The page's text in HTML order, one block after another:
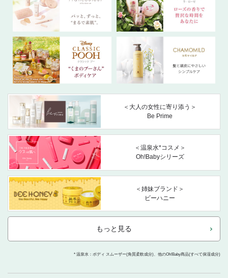
＜大人の女性に寄り添う＞
Be Prime
＜温泉水*コスメ＞
Oh!Babyシリーズ
＜姉妹ブランド＞
ビーハニー
もっと見る
* 温泉水：ボディ スムーザー(角質柔軟成分)、他のOh!Baby商品(すべて保湿成分)